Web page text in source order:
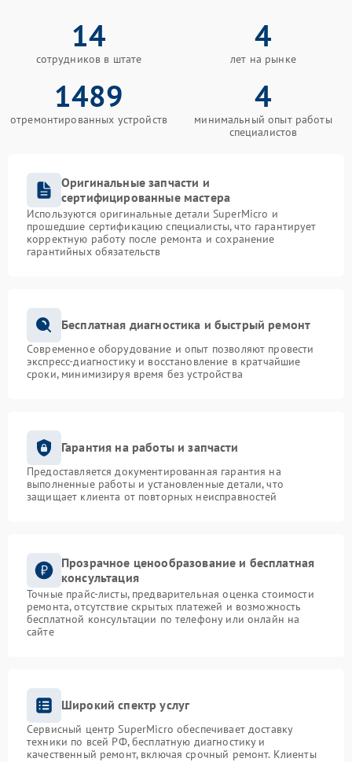
14
сотрудников в штате
4
лет на рынке
1489
отремонтированных устройств
4
минимальный опыт работы
специалистов
Оригинальные запчасти и
сертифицированные мастера
Используются оригинальные детали SuperMicro и
прошедшие сертификацию специалисты, что гарантирует
корректную работу после ремонта и сохранение
гарантийных обязательств
Бесплатная диагностика и быстрый ремонт
Современное оборудование и опыт позволяют провести
экспресс-диагностику и восстановление в кратчайшие
сроки, минимизируя время без устройства
Гарантия на работы и запчасти
Предоставляется документированная гарантия на
выполненные работы и установленные детали, что
защищает клиента от повторных неисправностей
Прозрачное ценообразование и бесплатная
консультация
Точные прайс-листы, предварительная оценка стоимости
ремонта, отсутствие скрытых платежей и возможность
бесплатной консультации по телефону или онлайн на
сайте
Широкий спектр услуг
Сервисный центр SuperMicro обеспечивает доставку
техники по всей РФ, бесплатную диагностику и
качественный ремонт, включая срочный ремонт. Клиенты